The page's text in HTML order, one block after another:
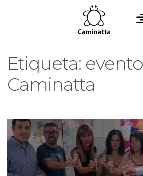
Etiqueta: evento
Caminatta